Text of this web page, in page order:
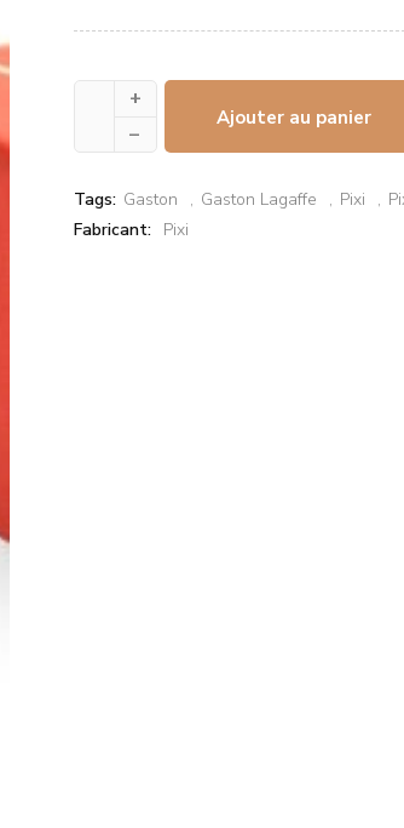
+
–
Ajouter au panier
Tags: Gaston Gaston Lagaffe Pixi
Fabricant: Pixi